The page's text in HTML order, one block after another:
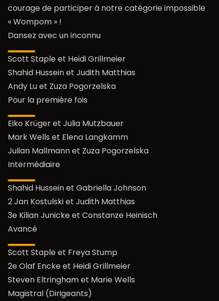
courage de participer à notre catégorie impossible
« Wompom » !
Dansez avec un inconnu
Scott Staple et Heidi Grillmeier
Shahid Hussein et Judith Matthias
Andy Lu et Zuza Pogorzelska
Pour la première fois
Eiko Krüger et Julia Mutzbauer
Mark Wells et Elena Langkamm
Julian Mallmann et Zuza Pogorzelska
Intermédiaire
Shahid Hussein et Gabriella Johnson
2 Jan Kostulski et Judith Matthias
3e Kilian Junicke et Constanze Heinisch
Avancé
Scott Staple et Freya Stump
2e Olaf Encke et Heidi Grillmeier
Steven Eltringham et Marie Wells
Magistral (Dirigeants)